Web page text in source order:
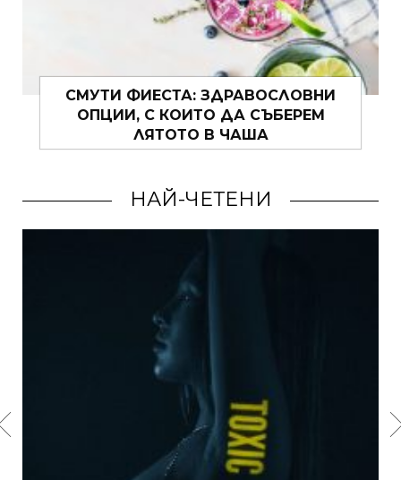
СОФИЯ ЛОРЕН БЕЗ ЦЕНЗУРА! ЗА
ОСТАРЯВАНЕТО, КРАСОТАТА И
ХОЛИВУД
НАЙ-ЧЕТЕНИ